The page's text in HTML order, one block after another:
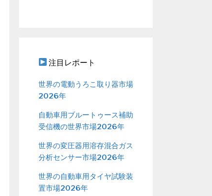
注目レポート
世界の電動うろこ取り器市場
2026年
自動車用ブルートゥース補助
受信機の世界市場2026年
世界の変圧器用溶存混合ガス
分析センサー市場2026年
世界の自動車用タイヤ試験装
置市場2026年